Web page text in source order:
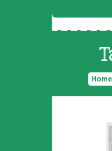
Home